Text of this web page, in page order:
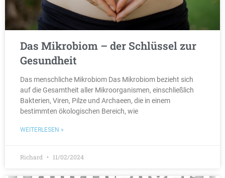
Das Mikrobiom – der Schlüssel zur
Gesundheit
Das menschliche Mikrobiom Das Mikrobiom bezieht sich
auf die Gesamtheit aller Mikroorganismen, einschließlich
Bakterien, Viren, Pilze und Archaeen, die in einem
bestimmten ökologischen Bereich, wie
WEITERLESEN »
Richard 11/02/2024